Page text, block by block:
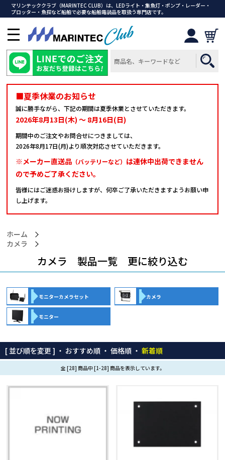
マリンテッククラブ（MARINTEC CLUB）は、LEDライト・集魚灯・ポンプ・レーダー・
プロッター・魚探など船舶で必要な船舶電装品を取扱う専門店です。
メ
ニ
ュ
ー
を
■夏季休業のお知らせ
誠に勝手ながら、下記の期間は夏季休業とさせていただきます。
2026年8月13日(木) ～ 8月16日(日)
期間中のご注文やお問合せにつきましては、
2026年8月17日(月)より順次対応させていただきます。
※メーカー直送品 （バッテリーなど） は連休中出荷できません
ので予めご了承ください。
皆様にはご迷惑お掛けしますが、何卒ご了承いただきますようお願い申
し上げます。
ホーム
カメラ
カメラ 製品一覧 更に絞り込む
モニターカメラセット カメラ
モニター
[ 並び順を変更 ] ・ おすすめ順 ・ 価格順 ・ 新着順
全 [28] 商品中 [1-28] 商品を表示しています。